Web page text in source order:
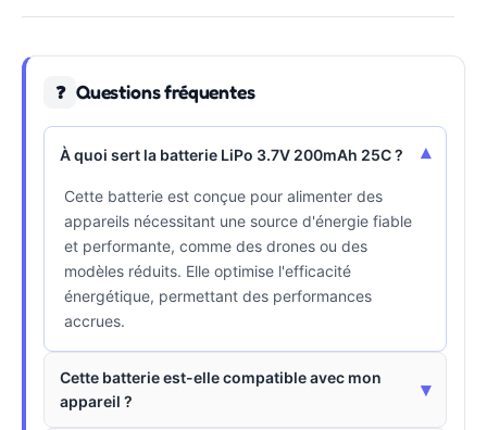
❓ Questions fréquentes
À quoi sert la batterie LiPo 3.7V 200mAh 25C ? ▾
Cette batterie est conçue pour alimenter des
appareils nécessitant une source d'énergie fiable
et performante, comme des drones ou des
modèles réduits. Elle optimise l'efficacité
énergétique, permettant des performances
accrues.
Cette batterie est-elle compatible avec mon
appareil ?
▾